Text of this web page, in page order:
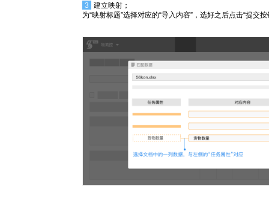
3
建立映射；
为“映射标题”选择对应的“导入内容”，选好之后点击“提交按